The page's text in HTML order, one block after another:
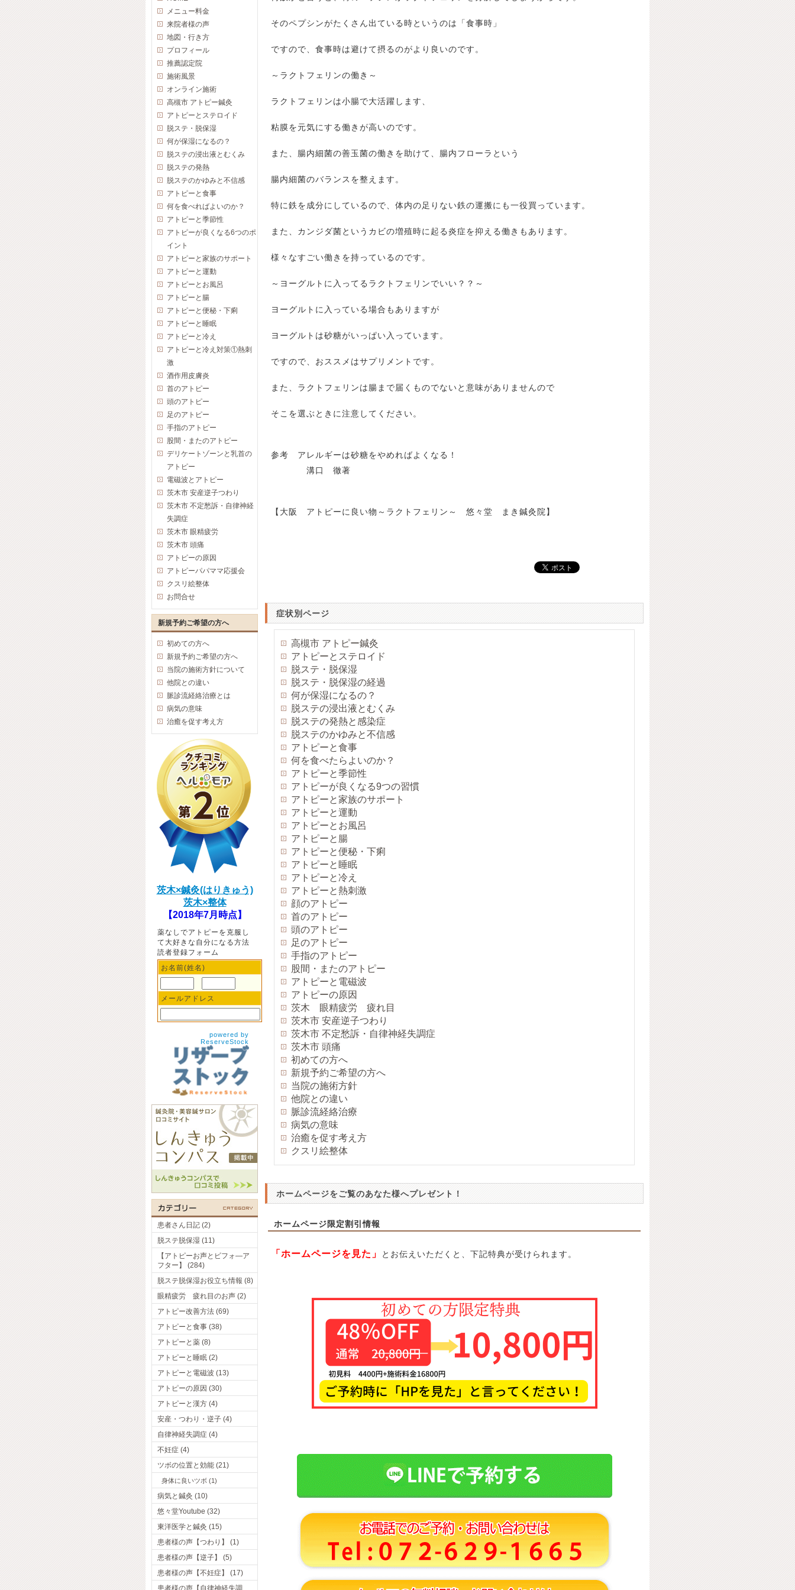
そのペプシンがたくさん出ている時というのは「食事時」
ですので、食事時は避けて摂るのがより良いのです。
～ラクトフェリンの働き～
ラクトフェリンは小腸で大活躍します、
粘膜を元気にする働きが高いのです。
また、腸内細菌の善玉菌の働きを助けて、腸内フローラという
腸内細菌のバランスを整えます。
特に鉄を成分にしているので、体内の足りない鉄の運搬にも一役買っています。
また、カンジダ菌というカビの増殖時に起る炎症を抑える働きもあります。
様々なすごい働きを持っているのです。
～ヨーグルトに入ってるラクトフェリンでいい？？～
ヨーグルトに入っている場合もありますが
ヨーグルトは砂糖がいっぱい入っています。
ですので、おススメはサプリメントです。
また、ラクトフェリンは腸まで届くものでないと意味がありませんので
そこを選ぶときに注意してください。
参考 アレルギーは砂糖をやめればよくなる！
溝口 徹著
【大阪 アトピーに良い物～ラクトフェリン～ 悠々堂 まき鍼灸院】
症状別ページ
高槻市 アトピー鍼灸
アトピーとステロイド
脱ステ・脱保湿
脱ステ・脱保湿の経過
何が保湿になるの？
脱ステの浸出液とむくみ
脱ステの発熱と感染症
脱ステのかゆみと不信感
アトピーと食事
何を食べたらよいのか？
アトピーと季節性
アトピーが良くなる9つの習慣
アトピーと家族のサポート
アトピーと運動
アトピーとお風呂
アトピーと腸
アトピーと便秘・下痢
アトピーと睡眠
アトピーと冷え
アトピーと熱刺激
顔のアトピー
首のアトピー
頭のアトピー
足のアトピー
手指のアトピー
股間・またのアトピー
アトピーと電磁波
アトピーの原因
茨木 眼精疲労 疲れ目
茨木市 安産逆子つわり
茨木市 不定愁訴・自律神経失調症
茨木市 頭痛
初めての方へ
新規予約ご希望の方へ
当院の施術方針
他院との違い
脈診流経絡治療
病気の意味
治癒を促す考え方
クスリ絵整体
ホームページをご覧のあなた様へプレゼント！
ホームページ限定割引情報
「ホームページを見た」 とお伝えいただくと、下記特典が受けられます。
メニュー料金
来院者様の声
地図・行き方
プロフィール
推薦認定院
施術風景
オンライン施術
高槻市 アトピー鍼灸
アトピーとステロイド
脱ステ・脱保湿
何が保湿になるの？
脱ステの浸出液とむくみ
脱ステの発熱
脱ステのかゆみと不信感
アトピーと食事
何を食べればよいのか？
アトピーと季節性
アトピーが良くなる6つのポ
イント
アトピーと家族のサポート
アトピーと運動
アトピーとお風呂
アトピーと腸
アトピーと便秘・下痢
アトピーと睡眠
アトピーと冷え
アトピーと冷え対策①熱刺
激
酒作用皮膚炎
首のアトピー
頭のアトピー
足のアトピー
手指のアトピー
股間・またのアトピー
デリケートゾーンと乳首の
アトピー
電磁波とアトピー
茨木市 安産逆子つわり
茨木市 不定愁訴・自律神経
失調症
茨木市 眼精疲労
茨木市 頭痛
アトピーの原因
アトピーパパママ応援会
クスリ絵整体
お問合せ
新規予約ご希望の方へ
初めての方へ
新規予約ご希望の方へ
当院の施術方針について
他院との違い
脈診流経絡治療とは
病気の意味
治癒を促す考え方
茨木×鍼灸(はりきゅう)
茨木×整体
【2018年7月時点】
薬なしでアトピーを克服し
て大好きな自分になる方法
読者登録フォーム
お名前(姓名)
メールアドレス
powered by
ReserveStock
患者さん日記 (2)
脱ステ脱保湿 (11)
【アトピーお声とビフォ―ア
フター】 (284)
脱ステ脱保湿お役立ち情報 (8)
眼精疲労 疲れ目のお声 (2)
アトピー改善方法 (69)
アトピーと食事 (38)
アトピーと薬 (8)
アトピーと睡眠 (2)
アトピーと電磁波 (13)
アトピーの原因 (30)
アトピーと漢方 (4)
安産・つわり・逆子 (4)
自律神経失調症 (4)
不妊症 (4)
ツボの位置と効能 (21)
身体に良いツボ (1)
病気と鍼灸 (10)
悠々堂Youtube (32)
東洋医学と鍼灸 (15)
患者様の声【つわり】 (1)
患者様の声【逆子】 (5)
患者様の声【不妊症】 (17)